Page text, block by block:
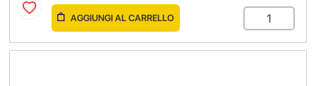
AGGIUNGI AL CARRELLO